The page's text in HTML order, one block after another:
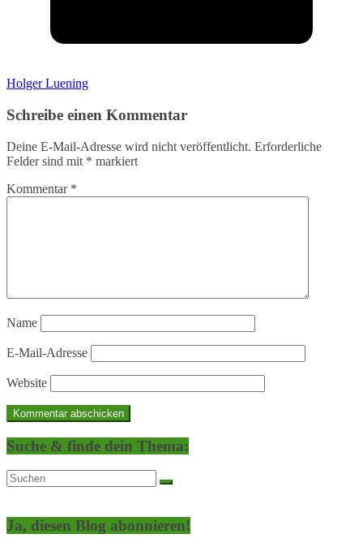
Holger Luening
Schreibe einen Kommentar
Deine E-Mail-Adresse wird nicht veröffentlicht. Erforderliche
Felder sind mit * markiert
Kommentar *
Name
E-Mail-Adresse
Website
Suche & finde dein Thema:
Ja, diesen Blog abonnieren!